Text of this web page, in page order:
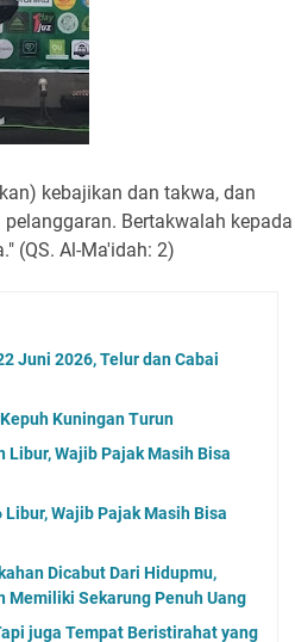
kebajikan dan takwa, dan
Bertakwalah kepada
(QS. Al-Ma'idah: 2)
Juni 2026, Telur dan Cabai
Kuningan Turun
Wajib Pajak Masih Bisa
Wajib Pajak Masih Bisa
Dicabut Dari Hidupmu,
Memiliki Sekarung Penuh Uang
juga Tempat Beristirahat yang